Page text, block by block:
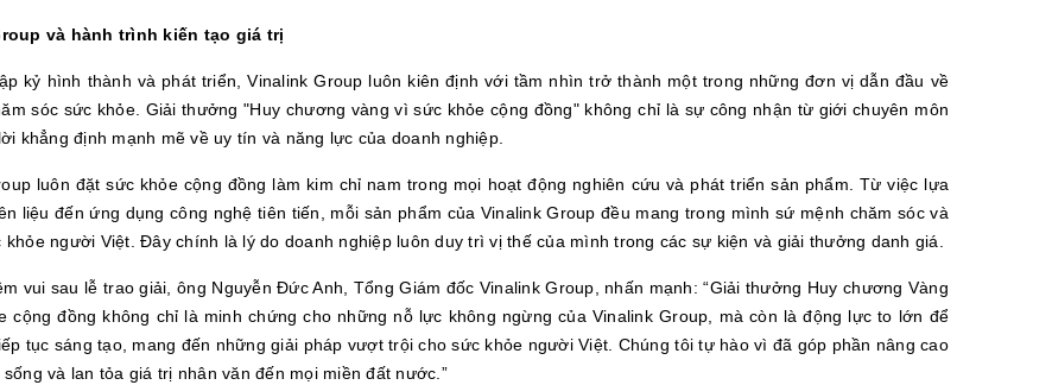
và hành trình kiến tạo giá trị
kỷ hình thành và phát triển, Vinalink Group luôn kiên định với tầm nhìn trở thành một trong những đơn vị dẫn đầu về
sóc sức khỏe. Giải thưởng "Huy chương vàng vì sức khỏe cộng đồng" không chỉ là sự công nhận từ giới chuyên môn
khẳng định mạnh mẽ về uy tín và năng lực của doanh nghiệp.
luôn đặt sức khỏe cộng đồng làm kim chỉ nam trong mọi hoạt động nghiên cứu và phát triển sản phẩm. Từ việc lựa
liệu đến ứng dụng công nghệ tiên tiến, mỗi sản phẩm của Vinalink Group đều mang trong mình sứ mệnh chăm sóc và
khỏe người Việt. Đây chính là lý do doanh nghiệp luôn duy trì vị thế của mình trong các sự kiện và giải thưởng danh giá.
vui sau lễ trao giải, ông Nguyễn Đức Anh, Tổng Giám đốc Vinalink Group, nhấn mạnh: “Giải thưởng Huy chương Vàng
cộng đồng không chỉ là minh chứng cho những nỗ lực không ngừng của Vinalink Group, mà còn là động lực to lớn để
tục sáng tạo, mang đến những giải pháp vượt trội cho sức khỏe người Việt. Chúng tôi tự hào vì đã góp phần nâng cao
và lan tỏa giá trị nhân văn đến mọi miền đất nước.”